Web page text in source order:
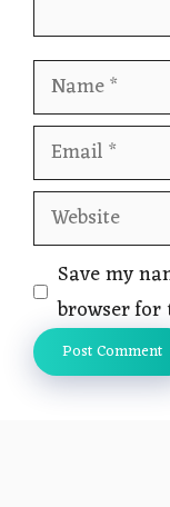
Name
Email
Website
Save my
browser